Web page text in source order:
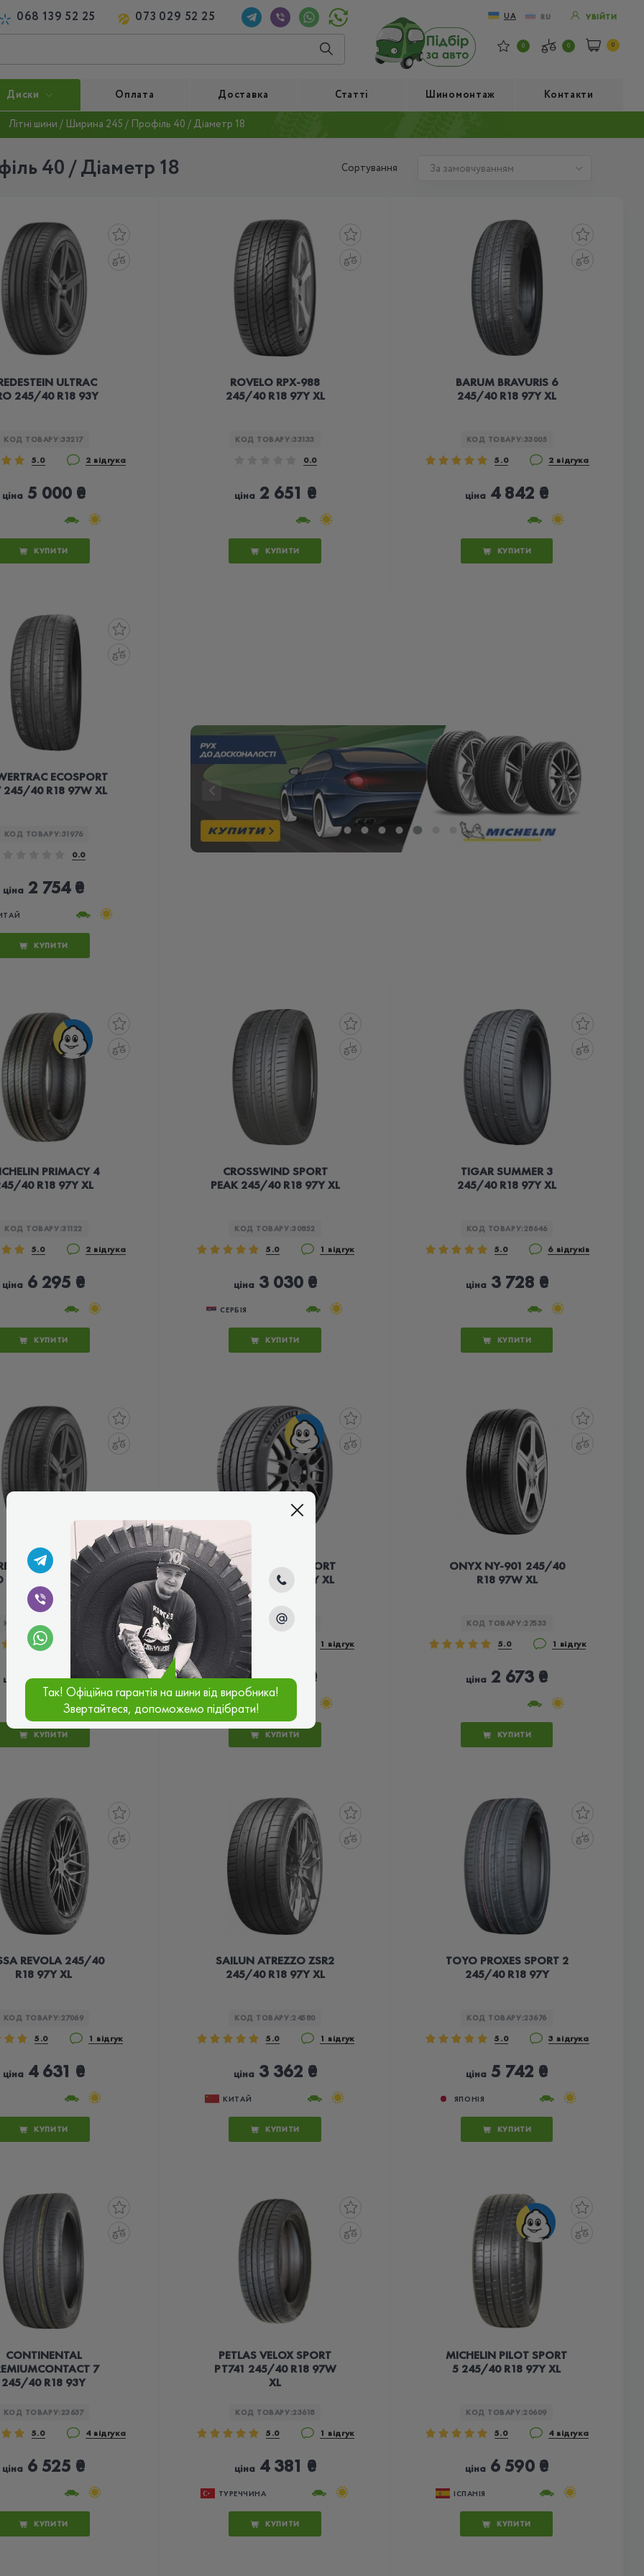
068 139 52 25 073 029 52 25 UA RU УВІЙТИ
0 0 0
Диски Оплата Доставка Статті Шиномонтаж Контакти
Літні шини / Ширина 245 / Профіль 40 / Діаметр 18
40 / Діаметр 18 Сортування
ULTRAC
245/40 R18 93Y
КОД ТОВАРУ:33217
5.0 2 відгука
ціна5 000 ₴
КУПИТИ
ROVELO RPX-988
245/40 R18 97Y XL
КОД ТОВАРУ:33133
0.0
ціна2 651 ₴
КУПИТИ
BARUM BRAVURIS 6
245/40 R18 97Y XL
КОД ТОВАРУ:33005
5.0 2 відгука
ціна 4 842 ₴
КУПИТИ
ECOSPORT
245/40 R18 97W XL
КОД ТОВАРУ:31976
0.0
ціна 2 754 ₴
КУПИТИ
PRIMACY 4
40 R18 97Y XL
КОД ТОВАРУ:31122
5.0 2 відгука
ціна 6 295 ₴
КУПИТИ
CROSSWIND SPORT
PEAK 245/40 R18 97Y XL
КОД ТОВАРУ:30852
5.0 1 відгук
ціна3 030 ₴
СЕРБІЯ
КУПИТИ
TIGAR SUMMER 3
245/40 R18 97Y XL
КОД ТОВАРУ:28646
5.0 6 відгуків
ціна3 728 ₴
КУПИТИ
ULTRAC
245/40 R18 97Y XL
КОД ТОВАРУ: 27781
5.0 2 відгука
ціна 5 301 ₴
КУПИТИ
MICHELIN PILOT SPORT
4 S 245/40 R18 97Y XL
КОД ТОВАРУ:
1 відгук
ціна7 335 ₴
КУПИТИ
ONYX NY-901 245/40
R18 97W XL
КОД ТОВАРУ:27533
5.0 1 відгук
ціна 2 673 ₴
КУПИТИ
REVOLA 245/40
R18 97Y XL
КОД ТОВАРУ:27069
5.0 1 відгук
ціна4 631 ₴
КУПИТИ
SAILUN ATREZZO ZSR2
245/40 R18 97Y XL
КОД ТОВАРУ:24580
5.0 1 відгук
ціна3 362 ₴
КИТАЙ
КУПИТИ
TOYO PROXES SPORT 2
245/40 R18 97Y
КОД ТОВАРУ:23676
5.0 3 відгука
ціна 5 742 ₴
ЯПОНІЯ
КУПИТИ
CONTINENTAL
7
245/40 R18 93Y
КОД ТОВАРУ:23637
5.0 4 відгука
ціна 6 525 ₴
КУПИТИ
PETLAS VELOX SPORT
PT741 245/40 R18 97W
XL
КОД ТОВАРУ:23618
5.0 1 відгук
ціна4 381 ₴
ТУРЕЧЧИНА
КУПИТИ
MICHELIN PILOT SPORT
5 245/40 R18 97Y XL
КОД ТОВАРУ:20609
5.0 4 відгука
ціна6 590 ₴
ІСПАНІЯ
КУПИТИ
Так! Офіційна гарантія на шини від виробника!
Звертайтеся, допоможемо підібрати!